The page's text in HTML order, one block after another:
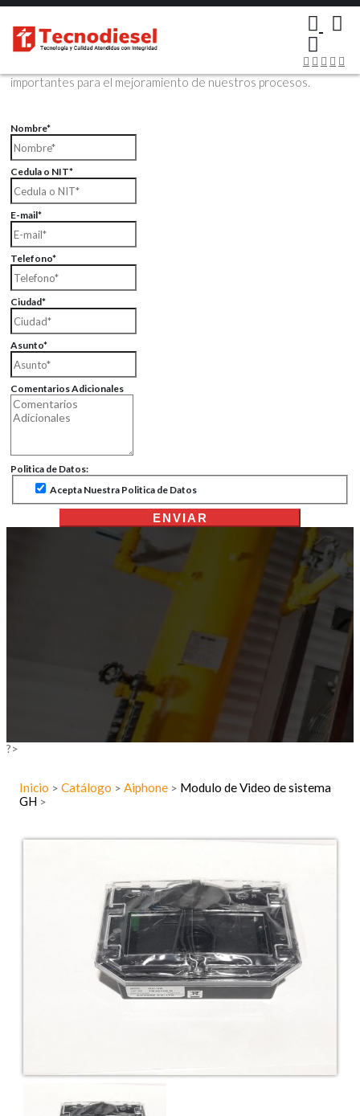
Contáctenos Vía Email
Envíenos sus datos con sus comentarios, sus opiniones son muy
importantes para el mejoramiento de nuestros procesos.
Nombre*
Cedula o NIT*
E-mail*
Telefono*
Ciudad*
Asunto*
Comentarios Adicionales
Politica de Datos:
Acepta Nuestra Politica de Datos
ENVIAR
?>
Inicio > Catálogo > Aiphone > Modulo de Video de sistema
GH >